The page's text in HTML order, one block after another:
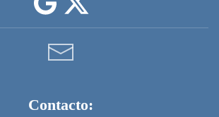
Contacto: